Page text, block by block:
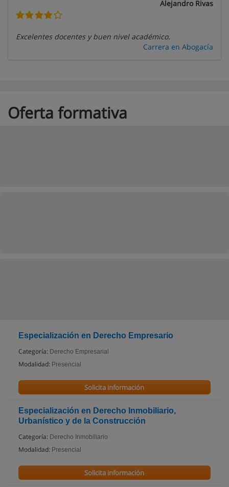
Alejandro Rivas
Excelentes docentes y buen nivel académico.
Carrera en Abogacía
Oferta formativa
Especialización en Derecho Empresario
Categoría: Derecho Empresarial
Modalidad: Presencial
Solicita información
Especialización en Derecho Inmobiliario,
Urbanístico y de la Construcción
Categoría: Derecho Inmobiliario
Modalidad: Presencial
Solicita información